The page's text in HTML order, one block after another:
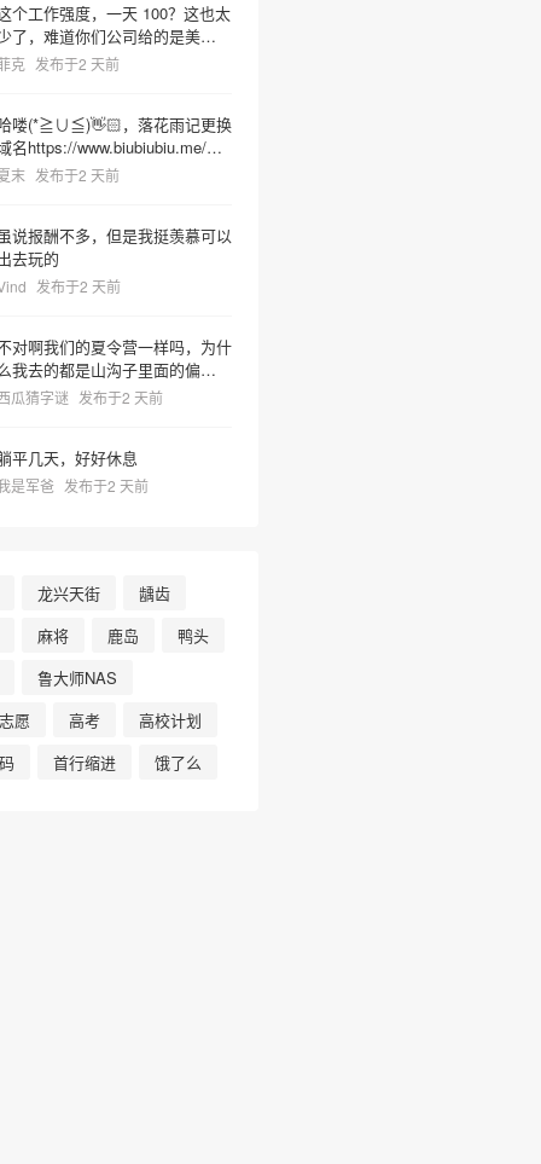
个工作强度，一天 100？这也太
了，难道你们公司给的是美元
？
克 发布于2 天前
喽(*≧∪≦)👋🏻，落花雨记更换
名https://www.biubiubiu.me/，
烦更新下哦
末 发布于2 天前
说报酬不多，但是我挺羡慕可以
去玩的
发布于2 天前
对啊我们的夏令营一样吗，为什
我去的都是山沟子里面的偏僻之
但非常热很容易把人晒死然后又
瓜猜字谜 发布于2 天前
平几天，好好休息
是军爸 发布于2 天前
龙兴天街
龋齿
麻将
鹿岛
鸭头
鲁大师NAS
愿
高考
高校计划
首行缩进 饿了么